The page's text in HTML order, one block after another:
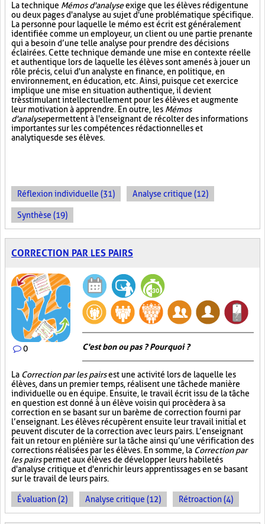
La technique Mémos d'analyseexige que les élèves rédigent une
ou deux pages d'analyse au sujet d'une problématique spécifique.
La personne pour laquelle le mémo est écrit est généralement
identifiée comme un employeur, un client ou une partie prenante
qui a besoin d’une telle analyse pour prendre des décisions
éclairées. Cette technique demande une mise en contexte réelle
et authentique lors de laquelle les élèves sont amenés à jouer un
rôle précis, celui d'un analyste en finance, en politique, en
environnement, en éducation, etc. Ainsi, puisque cet exercice
implique une mise en situation authentique, il devient
très stimulant intellectuellement pour les élèves et augmente
leur motivation à apprendre. En outre, les Mémos
d'analysepermettent à l'enseignant de récolter des informations
importantes sur les compétences rédactionnelles et
analytiques de ses élèves.
Réflexion individuelle (31) Analyse critique (12)
Synthèse (19)
CORRECTION PAR LES PAIRS
0 C'est bon ou pas ? Pourquoi ?
La Correction par les pairsest une activité lors de laquelle les
élèves, dans un premier temps, réalisent une tâche de manière
individuelle ou en équipe. Ensuite, le travail écrit issu de la tâche
en question est donné à un élève voisin qui procèdera à sa
correction en se basant sur un barème de correction fourni par
l’enseignant. Les élèves récupèrent ensuite leur travail initial et
peuvent discuter de la correction avec leurs pairs. L’enseignant
fait un retour en plénière sur la tâche ainsi qu’une vérification des
corrections réalisées par les élèves. En somme, la Correction par
les pairspermet aux élèves de développer leurs habiletés
d'analyse critique et d'enrichir leurs apprentissages en se basant
sur le travail de leurs pairs.
Évaluation (2) Analyse critique (12) Rétroaction (4)